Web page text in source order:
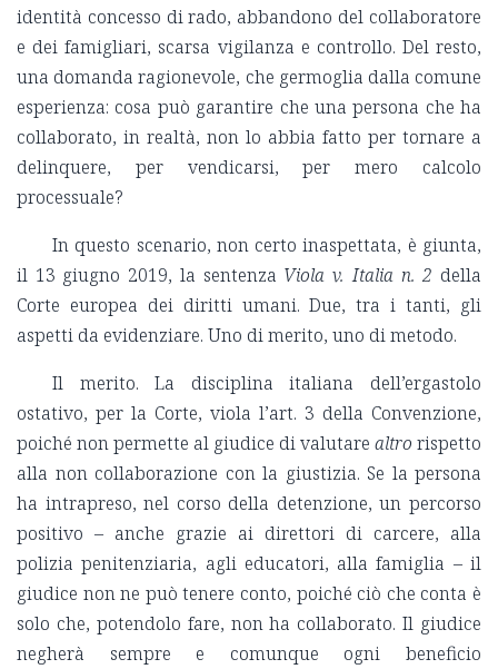
identità concesso di rado, abbandono del collaboratore
e dei famigliari, scarsa vigilanza e controllo. Del resto,
una domanda ragionevole, che germoglia dalla comune
esperienza: cosa può garantire che una persona che ha
collaborato, in realtà, non lo abbia fatto per tornare a
delinquere, per vendicarsi, per mero calcolo
processuale?
In questo scenario, non certo inaspettata, è giunta,
il 13 giugno 2019, la sentenza Viola v. Italia n. 2 della
Corte europea dei diritti umani. Due, tra i tanti, gli
aspetti da evidenziare. Uno di merito, uno di metodo.
Il merito. La disciplina italiana dell’ergastolo
ostativo, per la Corte, viola l’art. 3 della Convenzione,
poiché non permette al giudice di valutare altro rispetto
alla non collaborazione con la giustizia. Se la persona
ha intrapreso, nel corso della detenzione, un percorso
positivo – anche grazie ai direttori di carcere, alla
polizia penitenziaria, agli educatori, alla famiglia – il
giudice non ne può tenere conto, poiché ciò che conta è
solo che, potendolo fare, non ha collaborato. Il giudice
negherà sempre e comunque ogni beneficio